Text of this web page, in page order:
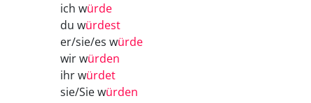
ich würde
du würdest
er/sie/es würde
wir würden
ihr würdet
sie/Sie würden